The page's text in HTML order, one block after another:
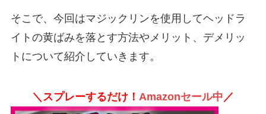
そこで、今回はマジックリンを使用してヘッドラ
イトの黄ばみを落とす方法やメリット、デメリッ
トについて紹介していきます。
＼スプレーするだけ！ Amazonセール中／